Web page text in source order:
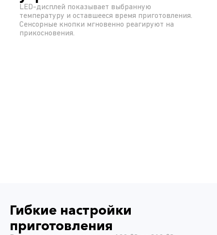
LED-дисплей показывает выбранную
температуру и оставшееся время приготовления.
Сенсорные кнопки мгновенно реагируют на
прикосновения.
Гибкие настройки
приготовления